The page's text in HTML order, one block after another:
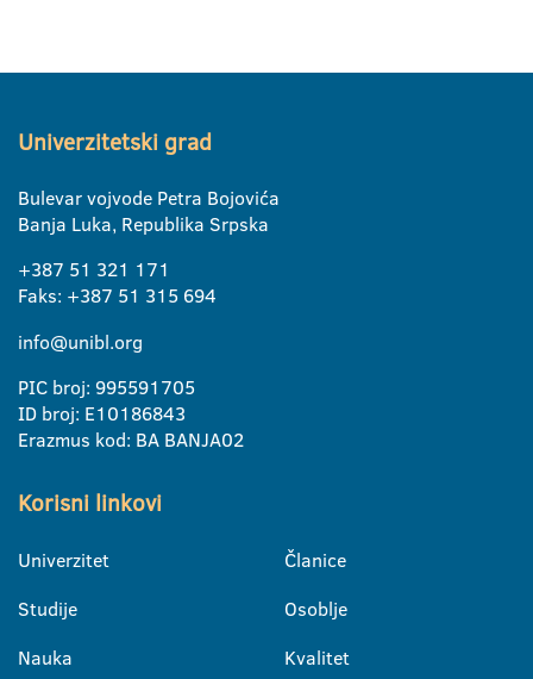
Univerzitetski grad
Bulevar vojvode Petra Bojovića
Banja Luka, Republika Srpska
+387 51 321 171
Faks: +387 51 315 694
info@unibl.org
PIC broj: 995591705
ID broj: E10186843
Erazmus kod: BA BANJA02
Korisni linkovi
Univerzitet
Studije
Nauka
Članice
Osoblje
Kvalitet